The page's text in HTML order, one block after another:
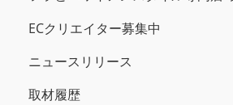
ECクリエイター募集中
ニュースリリース
取材履歴